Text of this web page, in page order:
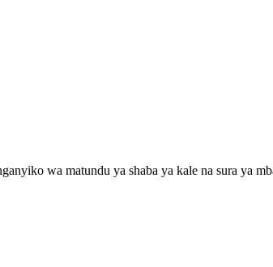
wa matundu ya shaba ya kale na sura ya